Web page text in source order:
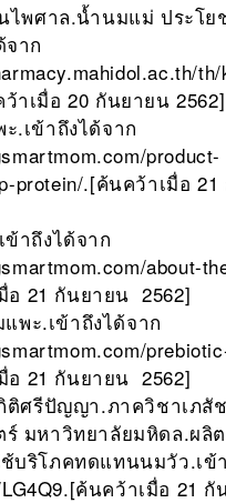
ไพศาล.น้ำนมแม่ ประโย
าก
าเมื่อ 20 กันยายน 2562]
.เข้าถึงได้จาก
product-
protein/.[ค้นคว้าเมื่อ
าถึงได้จาก
about-
อ 21 กันยายน 2562]
พะ.เข้าถึงได้จาก
อ 21 กันยายน 2562]
ติศรีปัญญา.ภาควิชาเภสั
ร์ มหาวิทยาลัยมหิดล.ผ
บริโภคทดแทนนมวัว.เข้
.[ค้นคว้าเมื่อ 21 กั